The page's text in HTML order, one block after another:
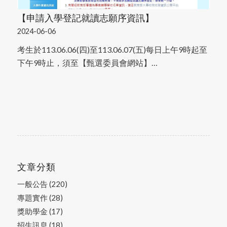
【申請入學登記就讀志願序資訊】
2024-06-06
考生於113.06.06(四)至113.06.07(五)每日上午9時起至
下午9時止，須至【甄選委員會網站】…
文章分類
一般公告(220)
專題實作(28)
獎助學金 (17)
招生訊息 (18)